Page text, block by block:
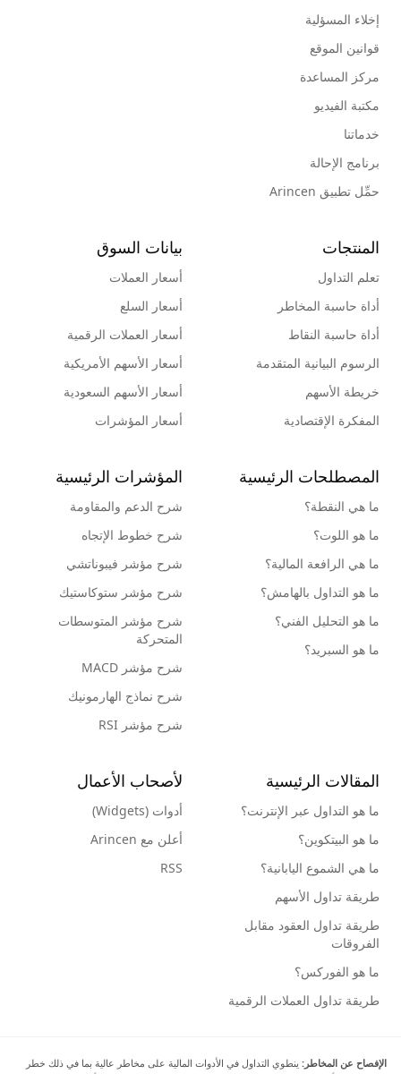
إخلاء المسؤلية
قوانين الموقع
مركز المساعدة
مكتبة الفيديو
خدماتنا
برنامج الإحالة
حمِّل تطبيق Arincen
المنتجات
تعلم التداول
أداة حاسبة المخاطر
أداة حاسبة النقاط
الرسوم البيانية المتقدمة
خريطة الأسهم
المفكرة الإقتصادية
بيانات السوق
أسعار العملات
أسعار السلع
أسعار العملات الرقمية
أسعار الأسهم الأمريكية
أسعار الأسهم السعودية
أسعار المؤشرات
المصطلحات الرئيسية
ما هي النقطة؟
ما هو اللوت؟
ما هي الرافعة المالية؟
ما هو التداول بالهامش؟
ما هو التحليل الفني؟
ما هو السبريد؟
المؤشرات الرئيسية
شرح الدعم والمقاومة
شرح خطوط الإتجاه
شرح مؤشر فيبوناتشي
شرح مؤشر ستوكاستيك
شرح مؤشر المتوسطات
المتحركة
شرح مؤشر MACD
شرح نماذج الهارمونيك
شرح مؤشر RSI
المقالات الرئيسية
ما هو التداول عبر الإنترنت؟
ما هو البيتكوين؟
ما هي الشموع اليابانية؟
طريقة تداول الأسهم
طريقة تداول العقود مقابل
الفروقات
ما هو الفوركس؟
طريقة تداول العملات الرقمية
لأصحاب الأعمال
أدوات (Widgets)
أعلن مع Arincen
RSS
الإفصاح عن المخاطر: ينطوي التداول في الأدوات المالية على مخاطر عالية بما في ذلك خطر